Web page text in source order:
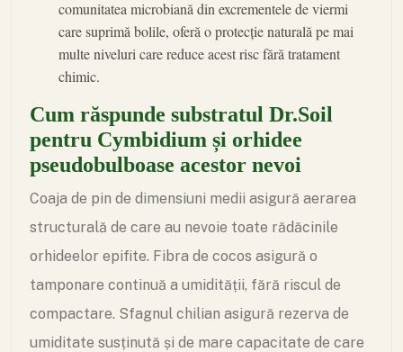
comunitatea microbiană din excrementele de viermi
care suprimă bolile, oferă o protecție naturală pe mai
multe niveluri care reduce acest risc fără tratament
chimic.
Cum răspunde substratul Dr.Soil
pentru Cymbidium și orhidee
pseudobulboase acestor nevoi
Coaja de pin de dimensiuni medii asigură aerarea
structurală de care au nevoie toate rădăcinile
orhideelor epifite. Fibra de cocos asigură o
tamponare continuă a umidității, fără riscul de
compactare. Sfagnul chilian asigură rezerva de
umiditate susținută și de mare capacitate de care